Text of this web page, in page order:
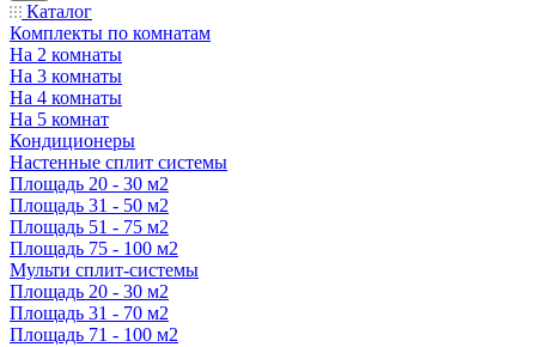
Каталог
Комплекты по комнатам
На 2 комнаты
На 3 комнаты
На 4 комнаты
На 5 комнат
Кондиционеры
Настенные сплит системы
Площадь 20 - 30 м2
Площадь 31 - 50 м2
Площадь 51 - 75 м2
Площадь 75 - 100 м2
Мульти сплит-системы
Площадь 20 - 30 м2
Площадь 31 - 70 м2
Площадь 71 - 100 м2